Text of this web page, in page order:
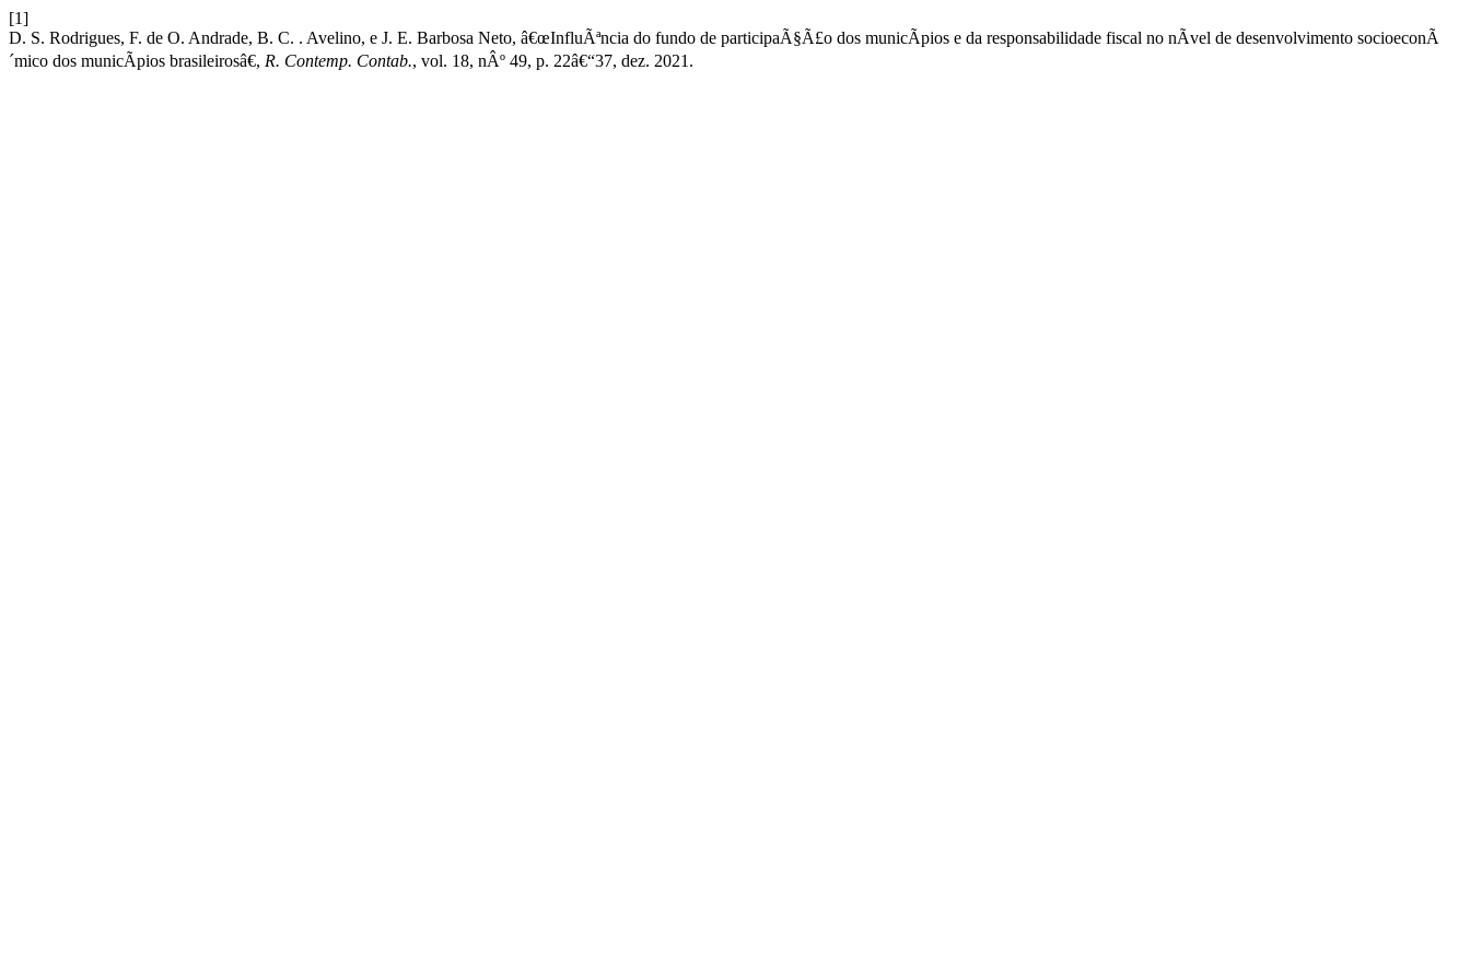
[1]
D. S. Rodrigues, F. de O. Andrade, B. C. . Avelino, e J. E. Barbosa Neto, â€œInfluÃªncia do fundo de participaÃ§Ã£o dos municÃ­pios e da responsabilidade fiscal no nÃ­vel de desenvolvimento socioeconÃ
´mico dos municÃ­pios brasileirosâ€, R. Contemp. Contab., vol. 18, nÂº 49, p. 22â€“37, dez. 2021.